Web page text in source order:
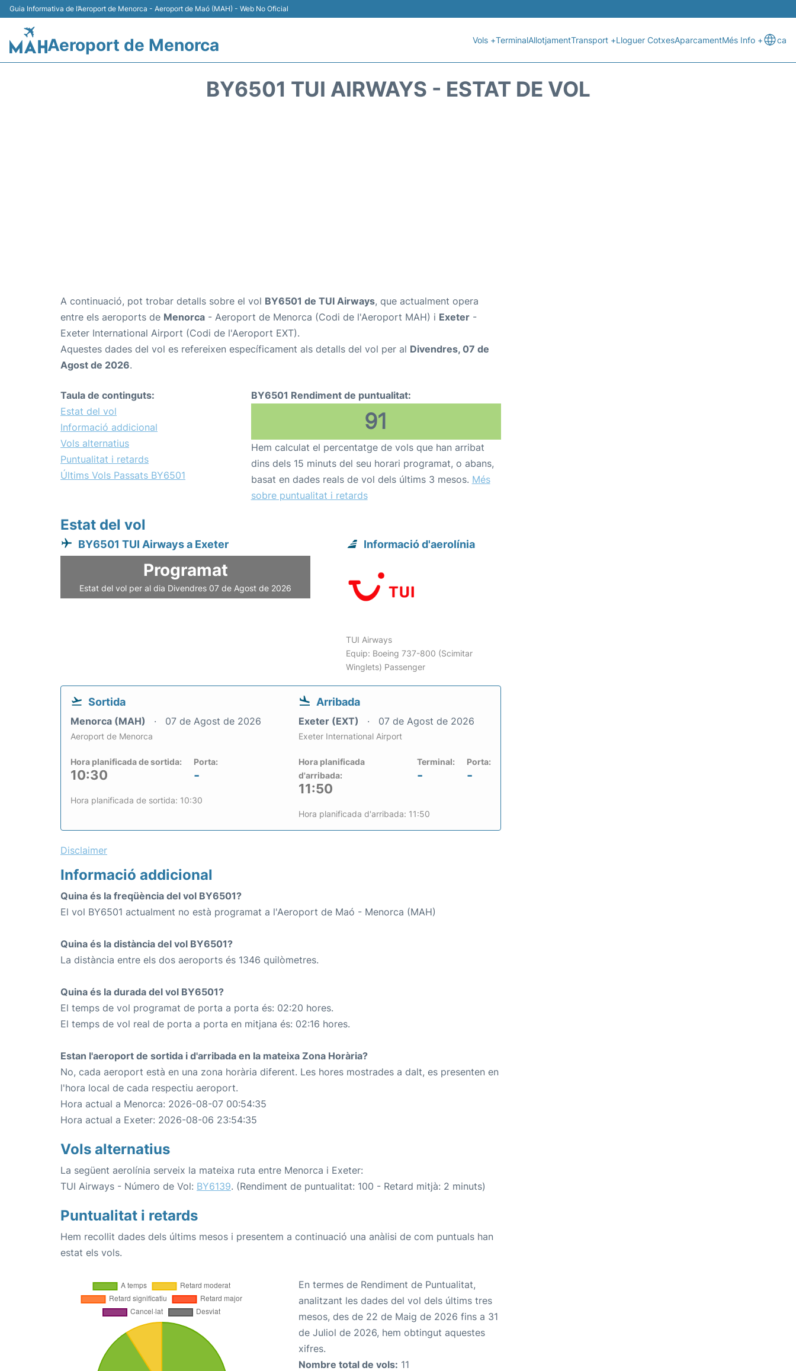
Guia Informativa de l’Aeroport de Menorca - Aeroport de Maó (MAH) - Web No Oficial
Aeroport de Menorca Vols +TerminalAllotjamentTransport +Lloguer CotxesAparcamentMés Info + ca
BY6501 TUI AIRWAYS - ESTAT DE VOL
A continuació, pot trobar detalls sobre el vol BY6501 de TUI Airways, que actualment opera
entre els aeroports de Menorca - Aeroport de Menorca (Codi de l'Aeroport MAH) i Exeter -
Exeter International Airport (Codi de l'Aeroport EXT).
Aquestes dades del vol es refereixen específicament als detalls del vol per al Divendres, 07 de
Agost de 2026.
Taula de continguts:
Estat del vol
Informació addicional
Vols alternatius
Puntualitat i retards
Últims Vols Passats BY6501
BY6501 Rendiment de puntualitat:
91
Hem calculat el percentatge de vols que han arribat
dins dels 15 minuts del seu horari programat, o abans,
basat en dades reals de vol dels últims 3 mesos. Més
sobre puntualitat i retards
Estat del vol
BY6501 TUI Airways a Exeter
Programat
Estat del vol per al dia Divendres 07 de Agost de 2026
Informació d'aerolínia
TUI Airways
Equip: Boeing 737-800 (Scimitar
Winglets) Passenger
Sortida
Menorca (MAH) 07 de Agost de 2026
Aeroport de Menorca
Hora planificada de sortida:
10:30
Porta:
-
Hora planificada de sortida: 10:30
Arribada
Exeter (EXT) 07 de Agost de 2026
Exeter International Airport
Hora planificada
d'arribada:
11:50
Terminal:
-
Porta:
-
Hora planificada d'arribada: 11:50
Disclaimer
Informació addicional
Quina és la freqüència del vol BY6501?
El vol BY6501 actualment no està programat a l'Aeroport de Maó - Menorca (MAH)
Quina és la distància del vol BY6501?
La distància entre els dos aeroports és 1346 quilòmetres.
Quina és la durada del vol BY6501?
El temps de vol programat de porta a porta és: 02:20 hores.
El temps de vol real de porta a porta en mitjana és: 02:16 hores.
Estan l'aeroport de sortida i d'arribada en la mateixa Zona Horària?
No, cada aeroport està en una zona horària diferent. Les hores mostrades a dalt, es presenten en
l'hora local de cada respectiu aeroport.
Hora actual a Menorca: 2026-08-07 00:54:35
Hora actual a Exeter: 2026-08-06 23:54:35
Vols alternatius
La següent aerolínia serveix la mateixa ruta entre Menorca i Exeter:
TUI Airways - Número de Vol: BY6139. (Rendiment de puntualitat: 100 - Retard mitjà: 2 minuts)
Puntualitat i retards
Hem recollit dades dels últims mesos i presentem a continuació una anàlisi de com puntuals han
estat els vols.
En termes de Rendiment de Puntualitat,
analitzant les dades del vol dels últims tres
mesos, des de 22 de Maig de 2026 fins a 31
de Juliol de 2026, hem obtingut aquestes
xifres.
Nombre total de vols: 11